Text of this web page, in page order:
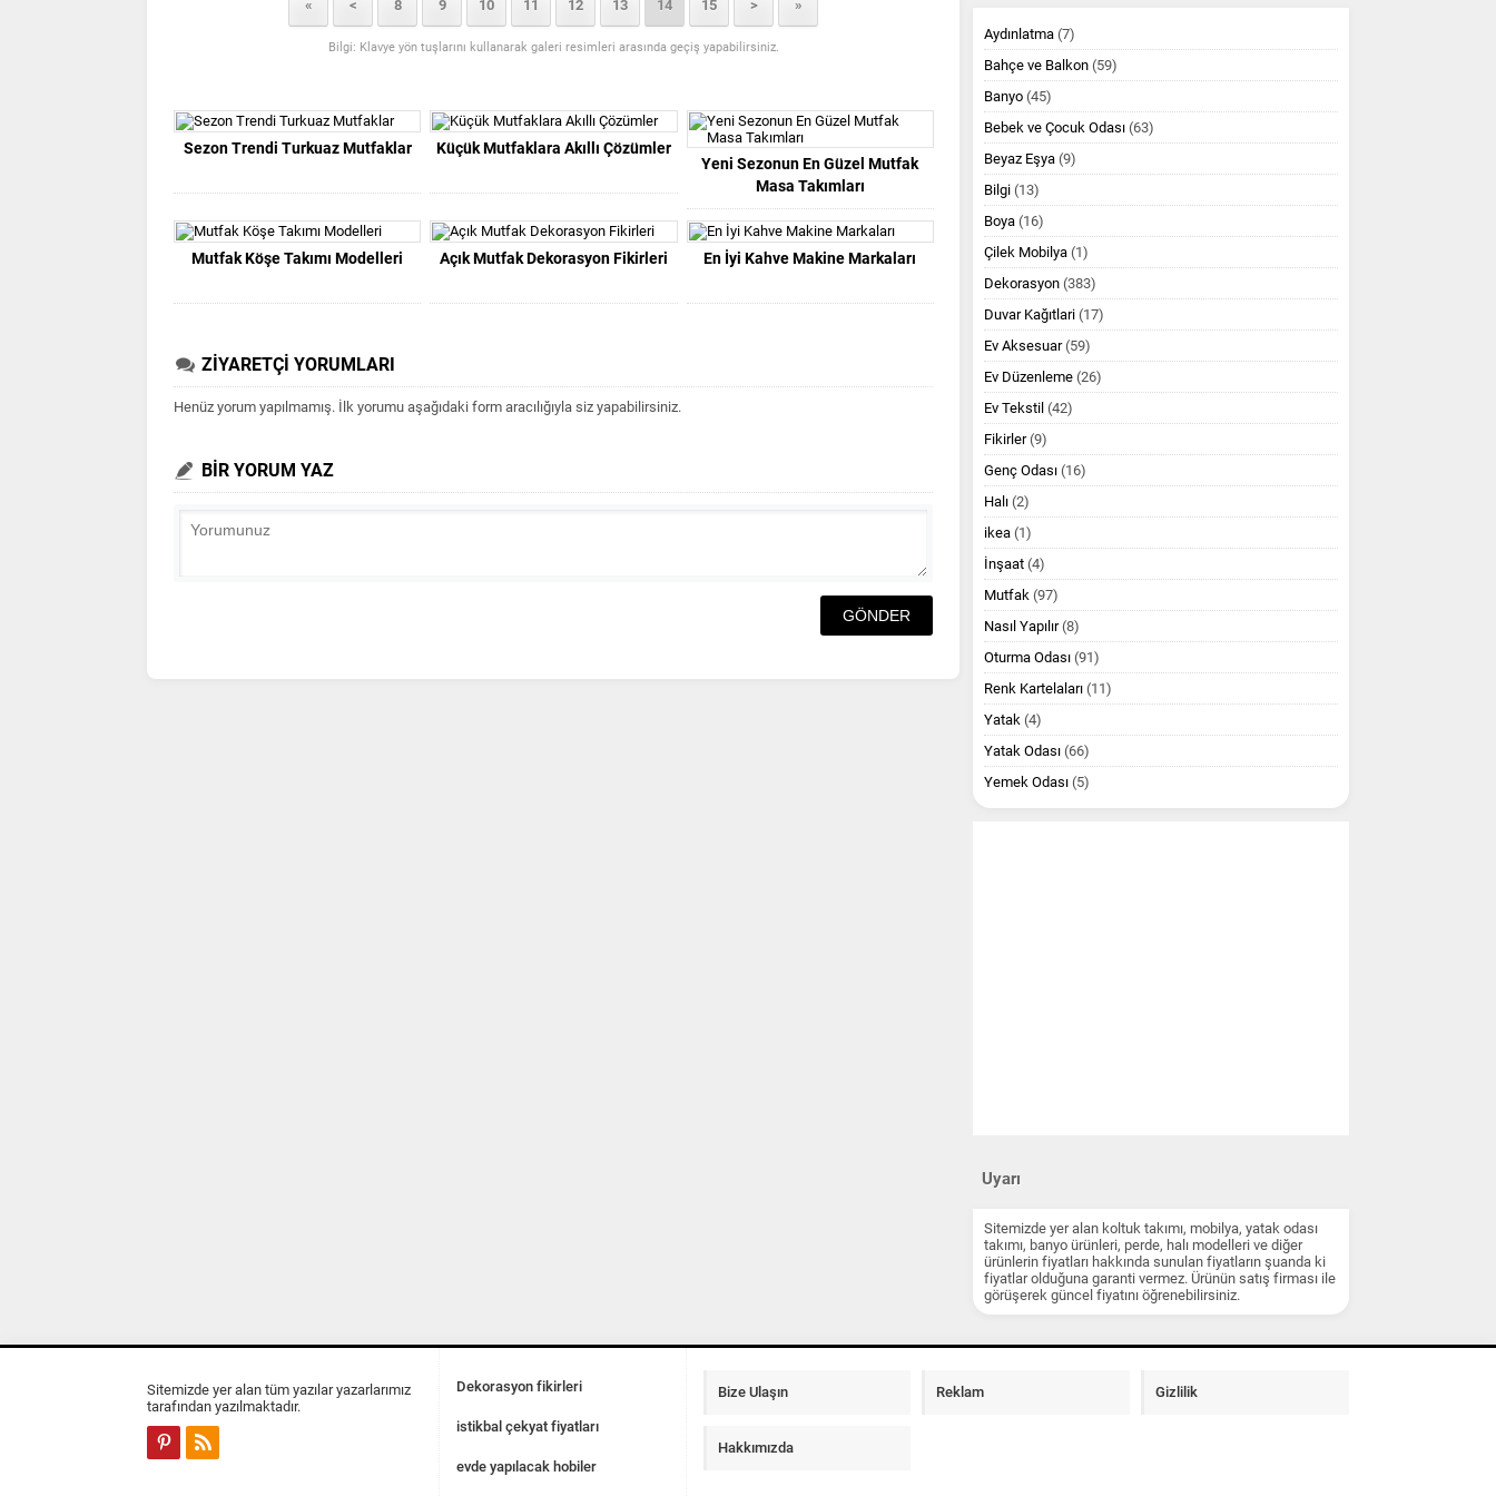
« < 8 9 10 11 12 13 14 15 > »
Bilgi: Klavye yön tuşlarını kullanarak galeri resimleri arasında geçiş yapabilirsiniz.
Sezon Trendi Turkuaz Mutfaklar
Küçük Mutfaklara Akıllı Çözümler
Yeni Sezonun En Güzel Mutfak
Masa Takımları
Mutfak Köşe Takımı Modelleri Açık Mutfak Dekorasyon Fikirleri En İyi Kahve Makine Markaları
ZİYARETÇİ YORUMLARI
Henüz yorum yapılmamış. İlk yorumu aşağıdaki form aracılığıyla siz yapabilirsiniz.
BİR YORUM YAZ
Aydınlatma (7)
Bahçe ve Balkon (59)
Banyo (45)
Bebek ve Çocuk Odası (63)
Beyaz Eşya (9)
Bilgi (13)
Boya (16)
Çilek Mobilya (1)
Dekorasyon (383)
Duvar Kağıtlari (17)
Ev Aksesuar(59)
Ev Düzenleme (26)
Ev Tekstil (42)
Fikirler(9)
Genç Odası (16)
Halı (2)
ikea (1)
İnşaat (4)
Mutfak (97)
Nasıl Yapılır(8)
Oturma Odası (91)
Renk Kartelaları (11)
Yatak (4)
Yatak Odası (66)
Yemek Odası (5)
Uyarı
Sitemizde yer alan koltuk takımı, mobilya, yatak odası
takımı, banyo ürünleri, perde, halı modelleri ve diğer
ürünlerin fiyatları hakkında sunulan fiyatların şuanda ki
fiyatlar olduğuna garanti vermez. Ürünün satış firması ile
görüşerek güncel fiyatını öğrenebilirsiniz.
Sitemizde yer alan tüm yazılar yazarlarımız
tarafından yazılmaktadır.
Dekorasyon fikirleri
istikbal çekyat fiyatları
evde yapılacak hobiler
Bize Ulaşın Reklam Gizlilik
Hakkımızda